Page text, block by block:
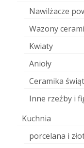
Nawilżacze
Wazony
Kwiaty
Anioły
Ceramika
Inne rzeźby i
Kuchnia
porcelana i